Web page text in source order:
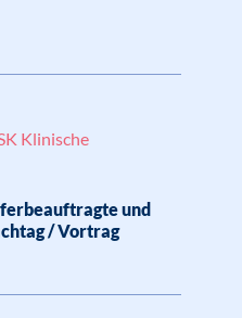
Klinische
und
/ Vortrag